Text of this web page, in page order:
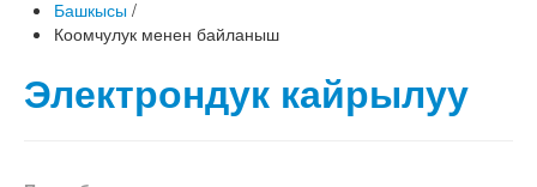
Башкысы /
Коомчулук менен байланыш
Электрондук кайрылуу